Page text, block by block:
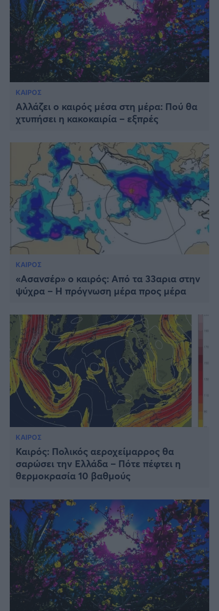
ΚΑΙΡΟΣ
Αλλάζει ο καιρός μέσα στη μέρα: Πού θα
χτυπήσει η κακοκαιρία – εξπρές
ΚΑΙΡΟΣ
«Ασανσέρ» ο καιρός: Από τα 33αρια στην
ψύχρα – Η πρόγνωση μέρα προς μέρα
ΚΑΙΡΟΣ
Καιρός: Πολικός αεροχείμαρρος θα
σαρώσει την Ελλάδα – Πότε πέφτει η
θερμοκρασία 10 βαθμούς